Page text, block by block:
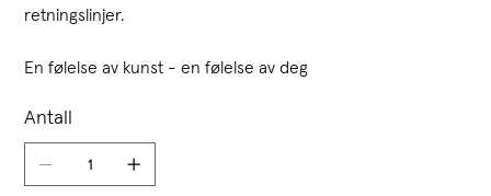
retningslinjer.
En følelse av kunst - en følelse av deg
Antall